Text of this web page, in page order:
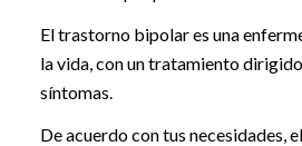
El trastorno bipolar es una
la vida, con un tratamiento
síntomas.
De acuerdo con tus necesidades,